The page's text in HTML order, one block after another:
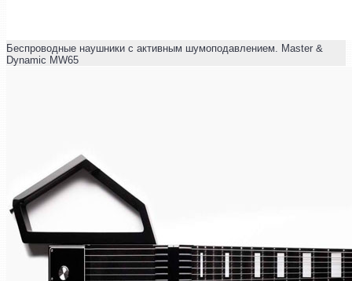
Беспроводные наушники с активным шумоподавлением. Master &
Dynamic MW65